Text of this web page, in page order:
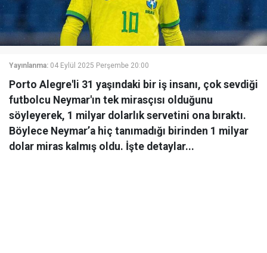
Yayınlanma: 04 Eylül 2025 Perşembe 20:00
Porto Alegre'li 31 yaşındaki bir iş insanı, çok sevdiği
futbolcu Neymar'ın tek mirasçısı olduğunu
söyleyerek, 1 milyar dolarlık servetini ona bıraktı.
Böylece Neymar’a hiç tanımadığı birinden 1 milyar
dolar miras kalmış oldu. İşte detaylar...